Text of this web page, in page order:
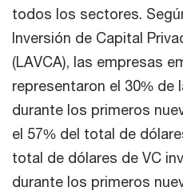
todos los sectores.
Inversión de Capital
(LAVCA), las empresas
representaron el 30% de
durante los primeros
el 57% del total de
total de dólares de VC
durante los primeros